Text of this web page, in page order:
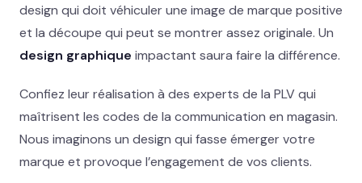
design qui doit véhiculer une image de marque positive
et la découpe qui peut se montrer assez originale. Un
design graphique impactant saura faire la différence.
Confiez leur réalisation à des experts de la PLV qui
maîtrisent les codes de la communication en magasin.
Nous imaginons un design qui fasse émerger votre
marque et provoque l’engagement de vos clients.